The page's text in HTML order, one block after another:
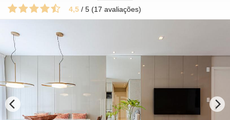
4,5 / 5 (17 avaliações)